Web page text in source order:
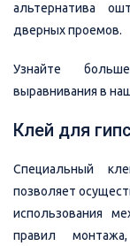
альтернатива
дверных проемов.
Узнайте
выравнивания в
Клей для
Специальный
позволяет
использования
правил